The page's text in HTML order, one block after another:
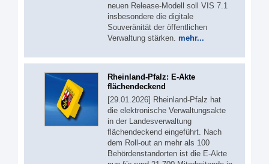
neuen Release-Modell soll VIS 7.1
insbesondere die digitale
Souveränität der öffentlichen
Verwaltung stärken. mehr...
Rheinland-Pfalz: E-Akte
flächendeckend
[29.01.2026] Rheinland-Pfalz hat
die elektronische Verwaltungsakte
in der Landesverwaltung
flächendeckend eingeführt. Nach
dem Roll-out an mehr als 100
Behördenstandorten ist die E-Akte